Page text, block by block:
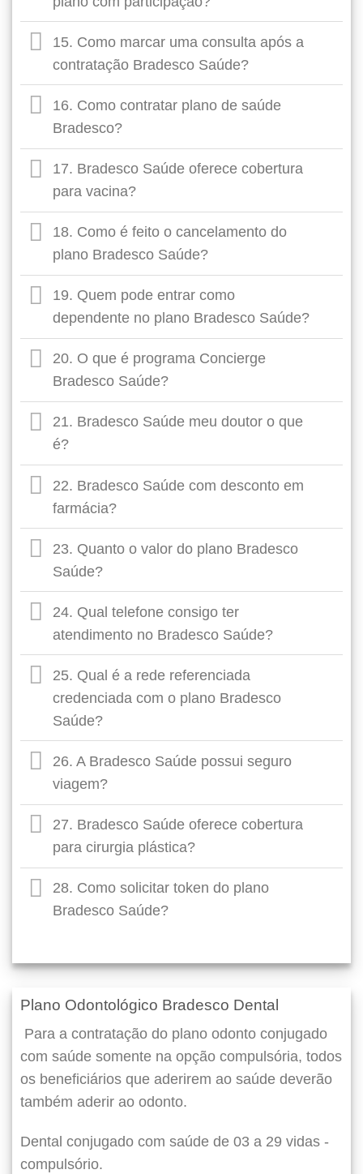
15. Como marcar uma consulta após a
contratação Bradesco Saúde?
16. Como contratar plano de saúde
Bradesco?
17. Bradesco Saúde oferece cobertura
para vacina?
18. Como é feito o cancelamento do
plano Bradesco Saúde?
19. Quem pode entrar como
dependente no plano Bradesco Saúde?
20. O que é programa Concierge
Bradesco Saúde?
21. Bradesco Saúde meu doutor o que
é?
22. Bradesco Saúde com desconto em
farmácia?
23. Quanto o valor do plano Bradesco
Saúde?
24. Qual telefone consigo ter
atendimento no Bradesco Saúde?
25. Qual é a rede referenciada
credenciada com o plano Bradesco
Saúde?
26. A Bradesco Saúde possui seguro
viagem?
27. Bradesco Saúde oferece cobertura
para cirurgia plástica?
28. Como solicitar token do plano
Bradesco Saúde?
Plano Odontológico Bradesco Dental
Para a contratação do plano odonto conjugado
com saúde somente na opção compulsória, todos
os beneficiários que aderirem ao saúde deverão
também aderir ao odonto.
Dental conjugado com saúde de 03 a 29 vidas -
compulsório.